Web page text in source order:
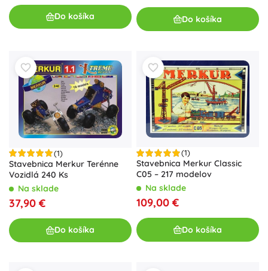
Do košíka Do košíka
(1)
Stavebnica Merkur Terénne
Vozidlá 240 Ks
Na sklade
37,90 €
Do košíka
(1)
Stavebnica Merkur Classic
C05 – 217 modelov
Na sklade
109,00 €
Do košíka